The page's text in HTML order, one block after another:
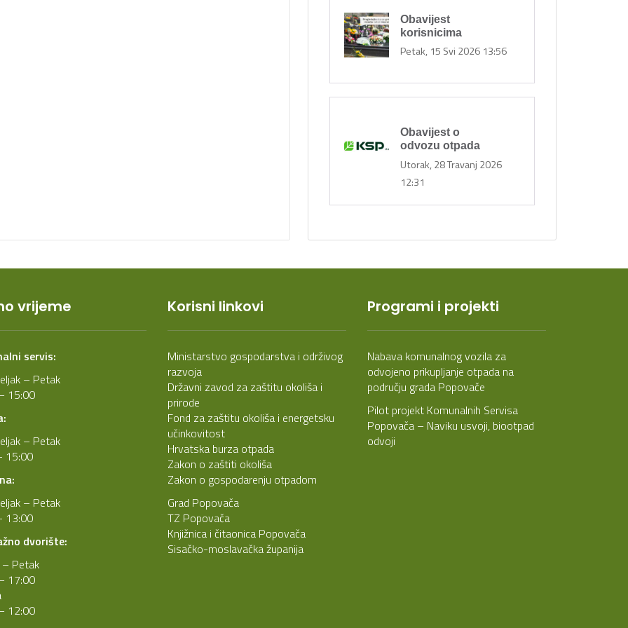
Obavijest
korisnicima
Petak, 15 Svi 2026 13:56
Obavijest o
odvozu otpada
Utorak, 28 Travanj 2026
12:31
vrijeme
servis:
– Petak
15:00
– Petak
15:00
– Petak
13:00
dvorište:
Petak
17:00
12:00
Korisni linkovi
Ministarstvo gospodarstva i održivog
razvoja
Državni zavod za zaštitu okoliša i
prirode
Fond za zaštitu okoliša i energetsku
učinkovitost
Hrvatska burza otpada
Zakon o zaštiti okoliša
Zakon o gospodarenju otpadom
Grad Popovača
TZ Popovača
Knjižnica i čitaonica Popovača
Sisačko-moslavačka županija
Programi i projekti
Nabava komunalnog vozila za
odvojeno prikupljanje otpada na
području grada Popovače
Pilot projekt Komunalnih Servisa
Popovača – Naviku usvoji, biootpad
odvoji